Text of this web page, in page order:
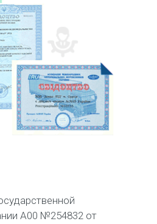
А00 №254832 от